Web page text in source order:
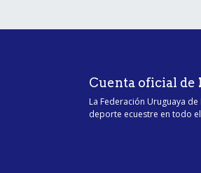
Cuenta oficial de
La Federación Uruguaya
deporte ecuestre en todo